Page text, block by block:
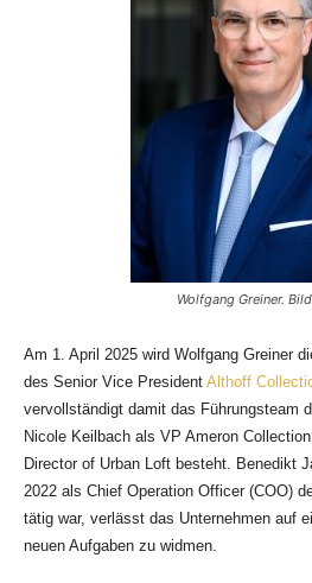
Wolfgang Greiner.
Am 1. April 2025 wird Wolfgang Greiner
des Senior Vice President Althoff
vervollständigt damit das Führungsteam
Nicole Keilbach als VP Ameron
Director of Urban Loft besteht. Benedikt
2022 als Chief Operation Officer (COO)
tätig war, verlässt das Unternehmen auf
neuen Aufgaben zu widmen.